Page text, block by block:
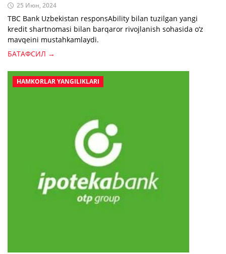
25 Июн, 2024
TBC Bank Uzbekistan responsAbility bilan tuzilgan yangi
kredit shartnomasi bilan barqaror rivojlanish sohasida o‘z
mavqeini mustahkamlaydi.
БАТАФСИЛ →
HAMKORLAR YANGILIKLARI